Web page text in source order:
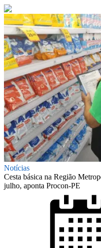
Notícias
Cesta básica na Região
julho, aponta Procon-PE